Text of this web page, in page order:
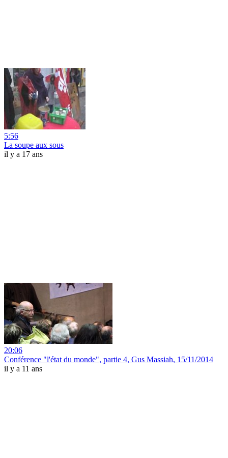
5:56
La soupe aux sous
il y a 17 ans
20:06
Conférence "l'état du monde", partie 4, Gus Massiah, 15/11/2014
il y a 11 ans